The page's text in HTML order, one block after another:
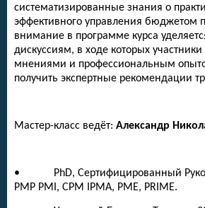
систематизированные знания о
эффективного управления бюджетом
внимание в программе курса
дискуссиям, в ходе которых
мнениями и профессиональным
получить экспертные рекомендации
Мастер-класс ведёт: Александр
• PhD, Сертифицированный
PMP PMI, СPM IPMA, PME, PRIME.